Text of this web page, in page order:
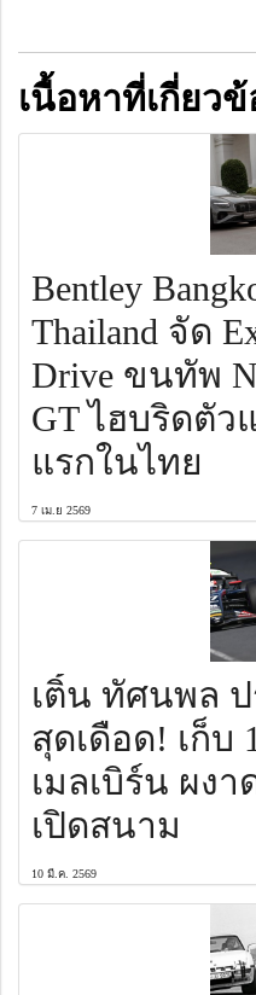
เนื้อหาที่เกี่ยวข้
Bentley
Thailand จัด
Drive ขนทัพ
GT ไฮบริดตัว
แรกในไทย
7 เม.ย 2569
เติ้น ทัศนพล ป
สุดเดือด! เก็บ
เมลเบิร์น ผงา
เปิดสนาม
10 มี.ค. 2569